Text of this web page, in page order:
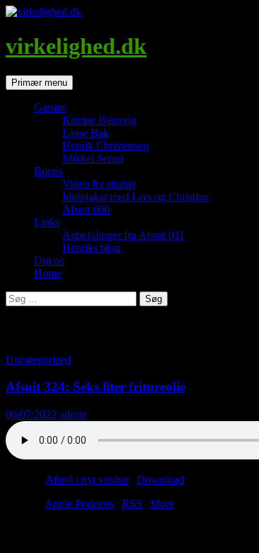
Hop
indhold
virkelighed.dk
SøgPrimær menu
Gæster
Katrine Baunvig
Lasse Bak
Henrik Christensen
Mikkel Serup
Bonus
Video fra studiet
Idolplakat med Lars og Christian
Afsnit 000
Links
Anbefalinger fra Afsnit 011
Henriks blog
Om os
Home
Søg
efter:
Uncategorized
Afsnit 324: Seks liter fritureolie
06/07/2022 admin
Afspil i nyt vindue Download
Apple Podcasts RSS
More